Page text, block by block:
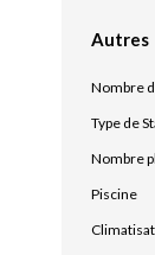
Autres
Nombre
Type de
Nombre
Piscine